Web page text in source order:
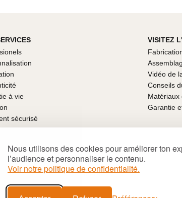
Nous utilisons des cookies pour améliorer ton
l’audience et personnaliser le contenu.
Voir notre politique de confidentialité.
à vie
sécurisé
ou remboursé
pour la fête des pères
cadeaux pour Noël
personnalisés fête des mères
VISITEZ
Vidéo de
Conseils
Matériaux
Garantie